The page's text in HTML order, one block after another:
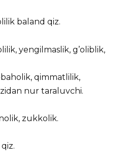
baland qiz.
yengilmaslik, g’oliblik,
qimmatlilik,
nur taraluvchi.
zukkolik.